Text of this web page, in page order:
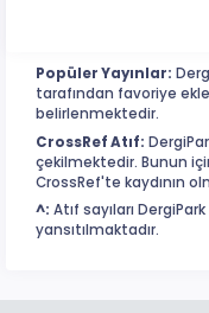
Popüler Yayınlar:
tarafından favoriye
belirlenmektedir.
CrossRef Atıf:
çekilmektedir. Bunun
CrossRef'te kaydının
^: Atıf sayıları
yansıtılmaktadır.